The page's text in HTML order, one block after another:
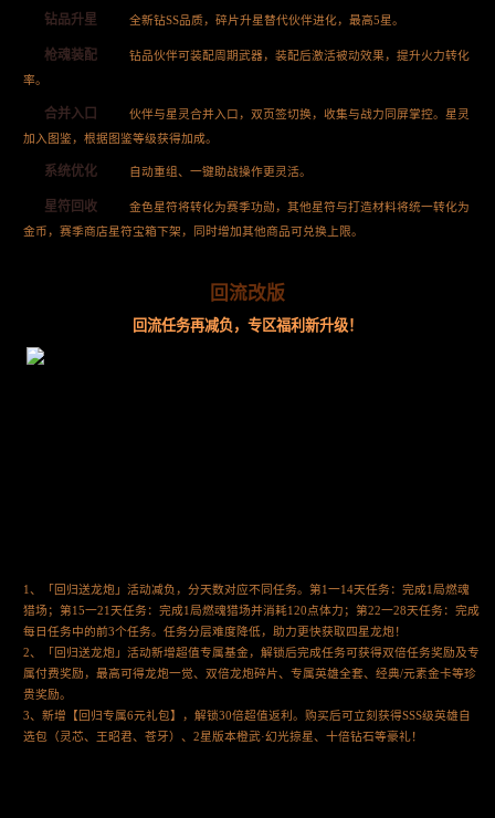
钻品升星 全新钻SS品质，碎片升星替代伙伴进化，最高5星。
枪魂装配
钻品伙伴可装配周期武器，装配后激活被动效果，提升火力转化
率。
合并入口
伙伴与星灵合并入口，双页签切换，收集与战力同屏掌控。星灵
加入图鉴，根据图鉴等级获得加成。
系统优化 自动重组、一键助战操作更灵活。
星符回收
金色星符将转化为赛季功勋，其他星符与打造材料将统一转化为
金币，赛季商店星符宝箱下架，同时增加其他商品可兑换上限。
回流改版
回流任务再减负，专区福利新升级！
1、「回归送龙炮」活动减负，分天数对应不同任务。第1一14天任务：完成1局燃魂
猎场；第15一21天任务：完成1局燃魂猎场并消耗120点体力；第22一28天任务：完成
每日任务中的前3个任务。任务分层难度降低，助力更快获取四星龙炮！
2、「回归送龙炮」活动新增超值专属基金，解锁后完成任务可获得双倍任务奖励及专
属付费奖励，最高可得龙炮一觉、双倍龙炮碎片、专属英雄全套、经典/元素金卡等珍
贵奖励。
3、新增【回归专属6元礼包】，解锁30倍超值返利。购买后可立刻获得SSS级英雄自
选包（灵芯、王昭君、苍牙）、2星版本橙武·幻光掠星、十倍钻石等豪礼！